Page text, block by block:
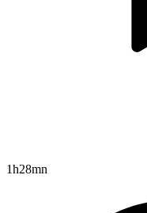
1h28mn